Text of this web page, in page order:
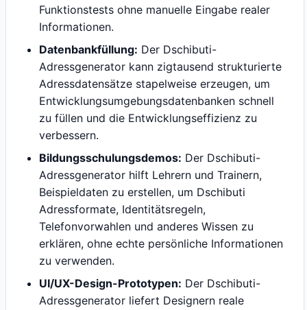
Funktionstests ohne manuelle Eingabe realer
Informationen.
Datenbankfüllung: Der Dschibuti-
Adressgenerator kann zigtausend strukturierte
Adressdatensätze stapelweise erzeugen, um
Entwicklungsumgebungsdatenbanken schnell
zu füllen und die Entwicklungseffizienz zu
verbessern.
Bildungsschulungsdemos: Der Dschibuti-
Adressgenerator hilft Lehrern und Trainern,
Beispieldaten zu erstellen, um Dschibuti
Adressformate, Identitätsregeln,
Telefonvorwahlen und anderes Wissen zu
erklären, ohne echte persönliche Informationen
zu verwenden.
UI/UX-Design-Prototypen: Der Dschibuti-
Adressgenerator liefert Designern reale